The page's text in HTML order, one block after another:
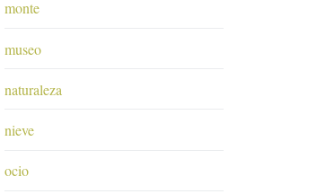
monte
museo
naturaleza
nieve
ocio